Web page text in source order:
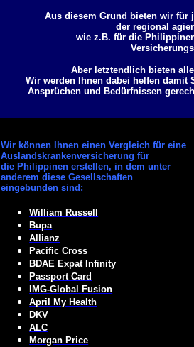
Aus diesem Grund bieten wir für
der regional
wie z.B. für die
Aber letztendlich bieten
Wir werden Ihnen dabei helfen
Ansprüchen und Bedürfnissen
Wir können Ihnen einen Vergleich für eine
Auslandskrankenversicherung für
die Philippinen erstellen, in dem unter
anderem diese Gesellschaften
eingebunden sind:
William Russell
Bupa
Allianz
Pacific Cross
BDAE Expat Infinity
Passport Card
IMG-Global Fusion
April My Health
DKV
ALC
Morgan Price